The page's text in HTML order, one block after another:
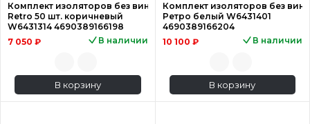
Комплект изоляторов без винта Werkel
Retro 50 шт. коричневый
W6431314 4690389166198
7 050 ₽
В наличии
В корзину
Комплект изоляторов без
Ретро белый W6431401
4690389166204
10 100 ₽
В наличии
В корзину